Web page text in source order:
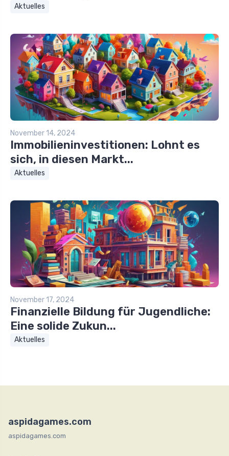
Aktuelles
November 14, 2024
Immobilieninvestitionen: Lohnt es
sich, in diesen Markt...
Aktuelles
November 17, 2024
Finanzielle Bildung für Jugendliche:
Eine solide Zukun...
Aktuelles
aspidagames.com
aspidagames.com